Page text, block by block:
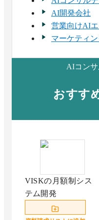
AI開発会社
営業向けAI
マーケティ
AIコン
おすす
VISKの月額制シス
テム開発